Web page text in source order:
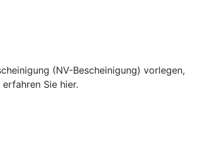
(NV-Bescheinigung) vorlegen,
Sie hier.